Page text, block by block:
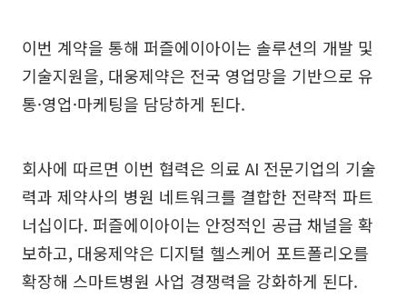
이번 계약을 통해 퍼즐에이아이는 솔루션의 개발 및
기술지원을, 대웅제약은 전국 영업망을 기반으로 유
통·영업·마케팅을 담당하게 된다.
회사에 따르면 이번 협력은 의료 AI 전문기업의 기술
력과 제약사의 병원 네트워크를 결합한 전략적 파트
너십이다. 퍼즐에이아이는 안정적인 공급 채널을 확
보하고, 대웅제약은 디지털 헬스케어 포트폴리오를
확장해 스마트병원 사업 경쟁력을 강화하게 된다.